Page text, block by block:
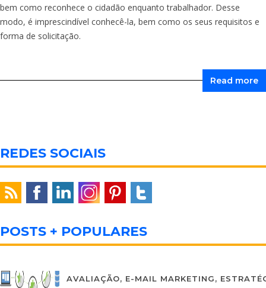
bem como reconhece o cidadão enquanto trabalhador. Desse
modo, é imprescindível conhecê-la, bem como os seus requisitos e
forma de solicitação.
Read more
REDES SOCIAIS
POSTS + POPULARES
AVALIAÇÃO, E-MAIL MARKETING,